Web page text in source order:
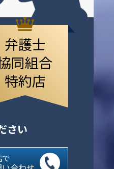
弁護士
同組合
特約店
さい